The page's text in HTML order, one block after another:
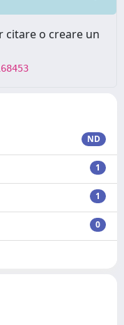
citare o creare un
ND
1
1
0